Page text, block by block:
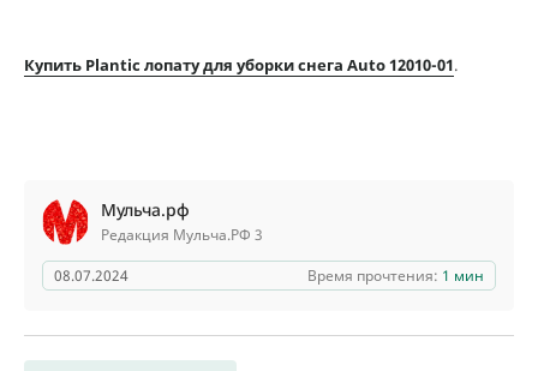
Купить Plantic лопату для уборки снега Auto 12010-01.
Мульча.рф
Редакция Мульча.РФ 3
08.07.2024
Время прочтения: 1 мин